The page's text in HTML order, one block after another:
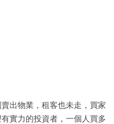
出物業，租客也未走，買家
實力的投資者，一個人買多